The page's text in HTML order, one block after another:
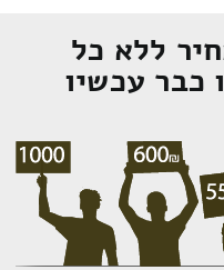
ללא כל
כבר עכשיו